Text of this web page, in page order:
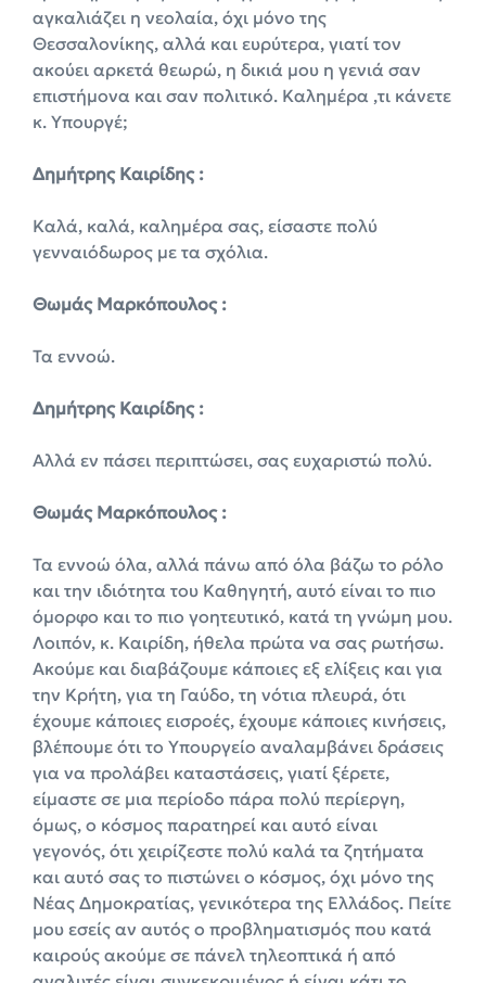
αγκαλιάζει η νεολαία, όχι μόνο της
Θεσσαλονίκης, αλλά και ευρύτερα, γιατί τον
ακούει αρκετά θεωρώ, η δικιά μου η γενιά σαν
επιστήμονα και σαν πολιτικό. Καλημέρα ,τι κάνετε
κ. Υπουργέ;
Δημήτρης Καιρίδης :
Καλά, καλά, καλημέρα σας, είσαστε πολύ
γενναιόδωρος με τα σχόλια.
Θωμάς Μαρκόπουλος :
Τα εννοώ.
Δημήτρης Καιρίδης :
Αλλά εν πάσει περιπτώσει, σας ευχαριστώ πολύ.
Θωμάς Μαρκόπουλος :
Τα εννοώ όλα, αλλά πάνω από όλα βάζω το ρόλο
και την ιδιότητα του Καθηγητή, αυτό είναι το πιο
όμορφο και το πιο γοητευτικό, κατά τη γνώμη μου.
Λοιπόν, κ. Καιρίδη, ήθελα πρώτα να σας ρωτήσω.
Ακούμε και διαβάζουμε κάποιες εξ ελίξεις και για
την Κρήτη, για τη Γαύδο, τη νότια πλευρά, ότι
έχουμε κάποιες εισροές, έχουμε κάποιες κινήσεις,
βλέπουμε ότι το Υπουργείο αναλαμβάνει δράσεις
για να προλάβει καταστάσεις, γιατί ξέρετε,
είμαστε σε μια περίοδο πάρα πολύ περίεργη,
όμως, ο κόσμος παρατηρεί και αυτό είναι
γεγονός, ότι χειρίζεστε πολύ καλά τα ζητήματα
και αυτό σας το πιστώνει ο κόσμος, όχι μόνο της
Νέας Δημοκρατίας, γενικότερα της Ελλάδος. Πείτε
μου εσείς αν αυτός ο προβληματισμός που κατά
καιρούς ακούμε σε πάνελ τηλεοπτικά ή από